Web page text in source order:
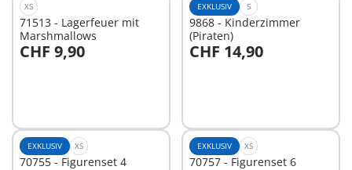
XS
71513 - Lagerfeuer mit
Marshmallows
CHF 9,90
In den Warenkorb
EXKLUSIV S
9868 - Kinderzimmer
(Piraten)
CHF 14,90
In den Warenkorb
EXKLUSIV XS
70755 - Figurenset 4
EXKLUSIV XS
70757 - Figurenset 6